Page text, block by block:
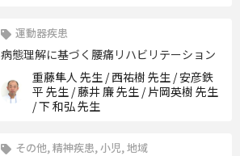
運動器疾患
病態理解に基づく腰痛リハビリテーション
重藤隼人 先生 / 西祐樹 先生 / 安彦鉄
平 先生 / 藤井 廉 先生 / 片岡英樹 先生
/ 下 和弘 先生
その他, 精神疾患, 小児, 地域